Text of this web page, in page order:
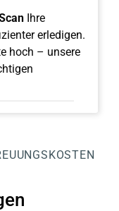
Ihre
erledigen.
hoch – unsere